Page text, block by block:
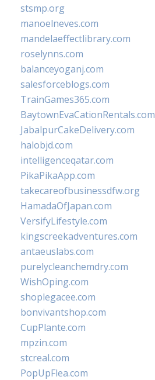
stsmp.org
manoelneves.com
mandelaeffectlibrary.com
roselynns.com
balanceyoganj.com
salesforceblogs.com
TrainGames365.com
BaytownEvaCationRentals.com
JabalpurCakeDelivery.com
halobjd.com
intelligenceqatar.com
PikaPikaApp.com
takecareofbusinessdfw.org
HamadaOfJapan.com
VersifyLifestyle.com
kingscreekadventures.com
antaeuslabs.com
purelycleanchemdry.com
WishOping.com
shoplegacee.com
bonvivantshop.com
CupPlante.com
mpzin.com
stcreal.com
PopUpFlea.com